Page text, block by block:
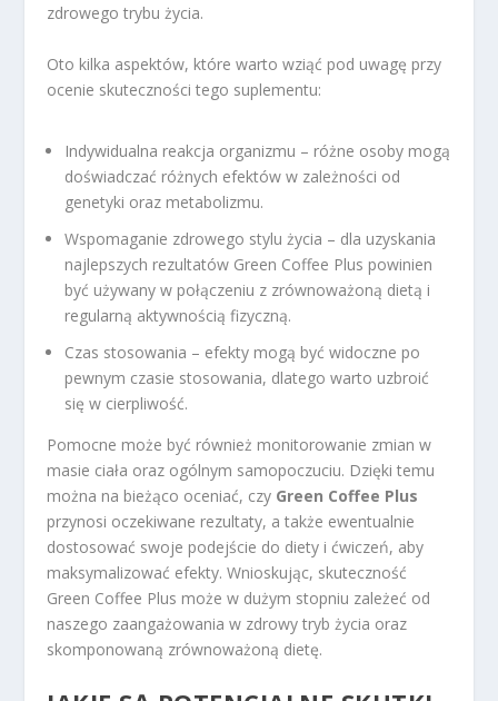
zdrowego trybu życia.
Oto kilka aspektów, które warto wziąć pod uwagę przy
ocenie skuteczności tego suplementu:
Indywidualna reakcja organizmu – różne osoby mogą
doświadczać różnych efektów w zależności od
genetyki oraz metabolizmu.
Wspomaganie zdrowego stylu życia – dla uzyskania
najlepszych rezultatów Green Coffee Plus powinien
być używany w połączeniu z zrównoważoną dietą i
regularną aktywnością fizyczną.
Czas stosowania – efekty mogą być widoczne po
pewnym czasie stosowania, dlatego warto uzbroić
się w cierpliwość.
Pomocne może być również monitorowanie zmian w
masie ciała oraz ogólnym samopoczuciu. Dzięki temu
można na bieżąco oceniać, czy Green Coffee Plus
przynosi oczekiwane rezultaty, a także ewentualnie
dostosować swoje podejście do diety i ćwiczeń, aby
maksymalizować efekty. Wnioskując, skuteczność
Green Coffee Plus może w dużym stopniu zależeć od
naszego zaangażowania w zdrowy tryb życia oraz
skomponowaną zrównoważoną dietę.